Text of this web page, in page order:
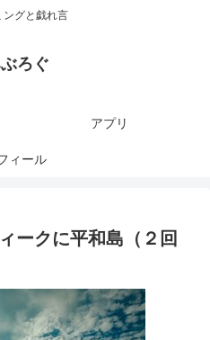
ングと戯れ言
ろぐ
アプリ
ィール
ークに平和島（２回